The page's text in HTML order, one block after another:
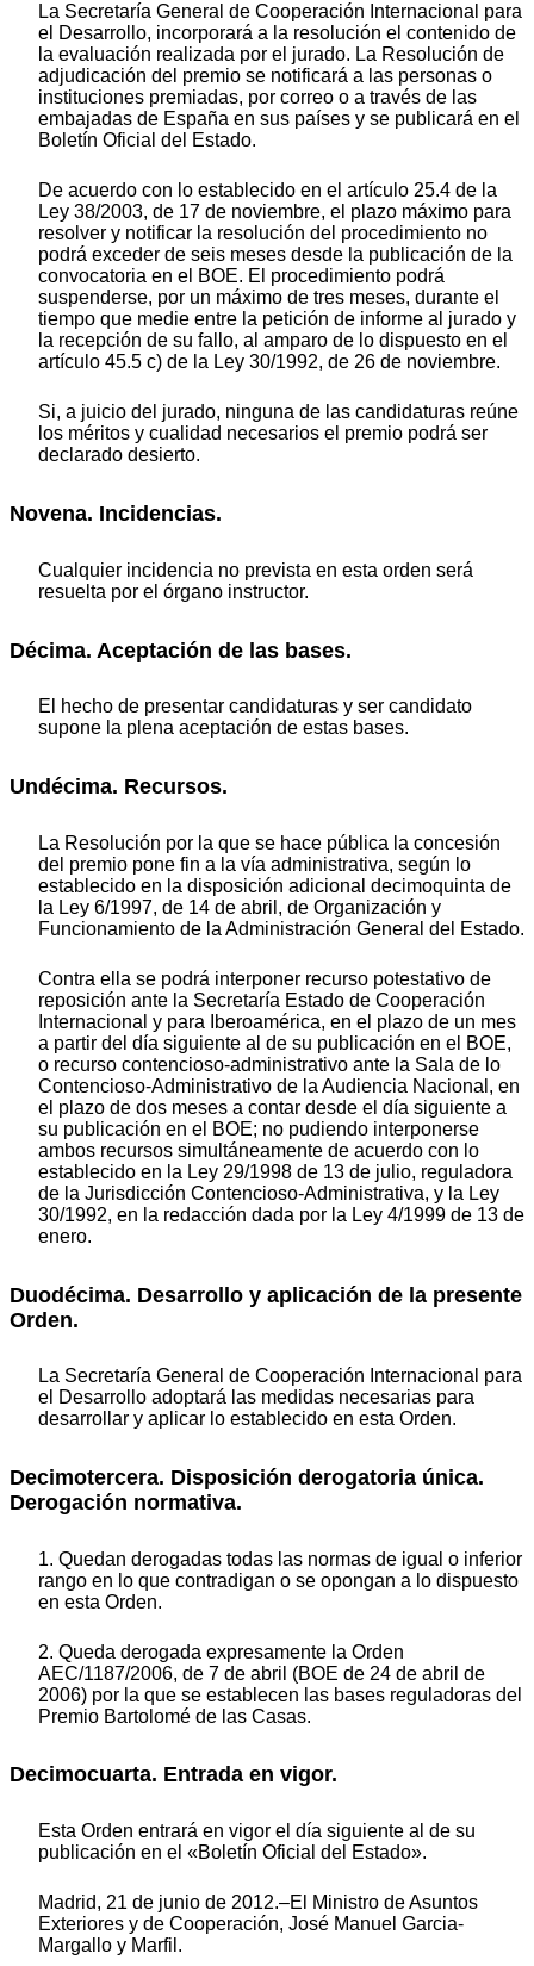
La Secretaría General de Cooperación Internacional para
el Desarrollo, incorporará a la resolución el contenido de
la evaluación realizada por el jurado. La Resolución de
adjudicación del premio se notificará a las personas o
instituciones premiadas, por correo o a través de las
embajadas de España en sus países y se publicará en el
Boletín Oficial del Estado.
De acuerdo con lo establecido en el artículo 25.4 de la
Ley 38/2003, de 17 de noviembre, el plazo máximo para
resolver y notificar la resolución del procedimiento no
podrá exceder de seis meses desde la publicación de la
convocatoria en el BOE. El procedimiento podrá
suspenderse, por un máximo de tres meses, durante el
tiempo que medie entre la petición de informe al jurado y
la recepción de su fallo, al amparo de lo dispuesto en el
artículo 45.5 c) de la Ley 30/1992, de 26 de noviembre.
Si, a juicio del jurado, ninguna de las candidaturas reúne
los méritos y cualidad necesarios el premio podrá ser
declarado desierto.
Novena. Incidencias.
Cualquier incidencia no prevista en esta orden será
resuelta por el órgano instructor.
Décima. Aceptación de las bases.
El hecho de presentar candidaturas y ser candidato
supone la plena aceptación de estas bases.
Undécima. Recursos.
La Resolución por la que se hace pública la concesión
del premio pone fin a la vía administrativa, según lo
establecido en la disposición adicional decimoquinta de
la Ley 6/1997, de 14 de abril, de Organización y
Funcionamiento de la Administración General del Estado.
Contra ella se podrá interponer recurso potestativo de
reposición ante la Secretaría Estado de Cooperación
Internacional y para Iberoamérica, en el plazo de un mes
a partir del día siguiente al de su publicación en el BOE,
o recurso contencioso-administrativo ante la Sala de lo
Contencioso-Administrativo de la Audiencia Nacional, en
el plazo de dos meses a contar desde el día siguiente a
su publicación en el BOE; no pudiendo interponerse
ambos recursos simultáneamente de acuerdo con lo
establecido en la Ley 29/1998 de 13 de julio, reguladora
de la Jurisdicción Contencioso-Administrativa, y la Ley
30/1992, en la redacción dada por la Ley 4/1999 de 13 de
enero.
Duodécima. Desarrollo y aplicación de la presente
Orden.
La Secretaría General de Cooperación Internacional para
el Desarrollo adoptará las medidas necesarias para
desarrollar y aplicar lo establecido en esta Orden.
Decimotercera. Disposición derogatoria única.
Derogación normativa.
1. Quedan derogadas todas las normas de igual o inferior
rango en lo que contradigan o se opongan a lo dispuesto
en esta Orden.
2. Queda derogada expresamente la Orden
AEC/1187/2006, de 7 de abril (BOE de 24 de abril de
2006) por la que se establecen las bases reguladoras del
Premio Bartolomé de las Casas.
Decimocuarta. Entrada en vigor.
Esta Orden entrará en vigor el día siguiente al de su
publicación en el «Boletín Oficial del Estado».
Madrid, 21 de junio de 2012.–El Ministro de Asuntos
Exteriores y de Cooperación, José Manuel Garcia-
Margallo y Marfil.